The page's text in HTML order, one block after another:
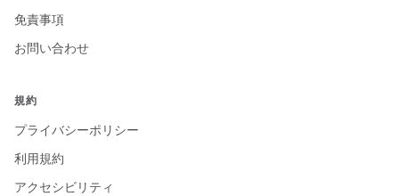
免責事項
お問い合わせ
規約
プライバシーポリシー
利用規約
アクセシビリティ